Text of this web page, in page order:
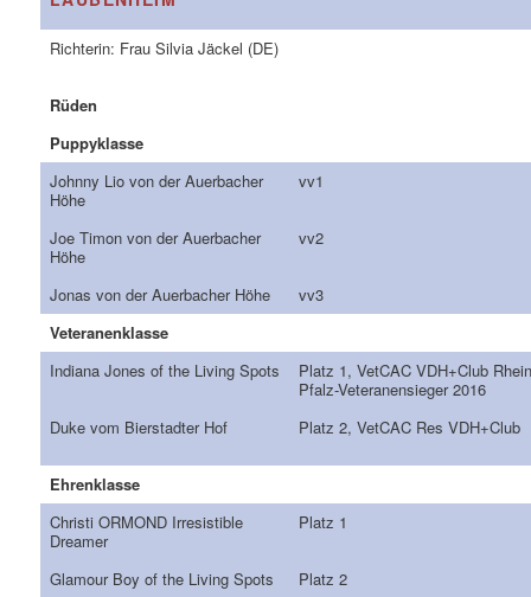
Richterin: Frau Silvia Jäckel (DE)
Rüden
Puppyklasse
Johnny Lio von der Auerbacher
Höhe
vv1
Joe Timon von der Auerbacher
Höhe
vv2
Jonas von der Auerbacher Höhe
vv3
Veteranenklasse
Indiana Jones of the Living Spots
Platz 1, VetCAC VDH+Club
Pfalz-Veteranensieger 2016
Duke vom Bierstadter Hof
Platz 2, VetCAC Res VDH+Club
Ehrenklasse
Christi ORMOND Irresistible
Dreamer
Platz 1
Glamour Boy of the Living Spots
Platz 2